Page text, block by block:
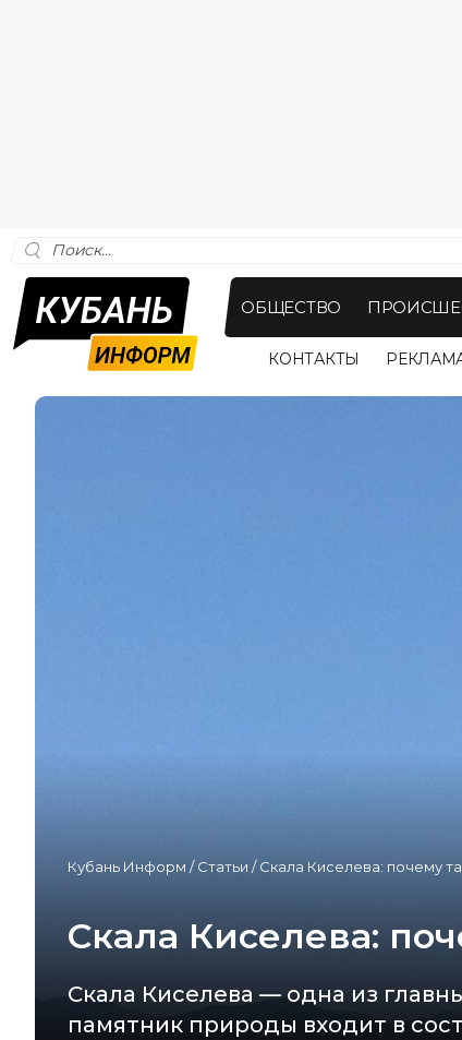
ОБЩЕСТВО
КОНТАКТЫ
Кубань Информ /Статьи /Скала Киселева: почему
Скала Киселева:
Скала Киселева — одна из
памятник природы входит в